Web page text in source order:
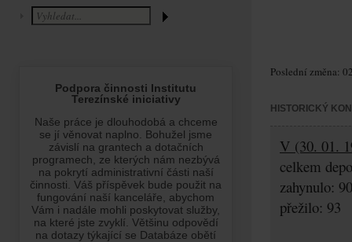
Poslední změna:
HISTORICKÝ
V (30. 01.
celkem
zahynulo:
přežilo: 93